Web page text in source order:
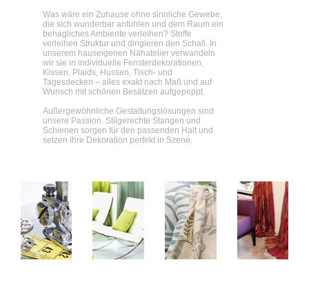
Was wäre ein Zuhause ohne sinnliche Gewebe,
die sich wunderbar anfühlen und dem Raum ein
behagliches Ambiente verleihen? Stoffe
verleihen Struktur und dirigieren den Schall. In
unserem hauseigenen Nähatelier verwandeln
wir sie in individuelle Fensterdekorationen,
Kissen, Plaids, Hussen, Tisch- und
Tagesdecken – alles exakt nach Maß und auf
Wunsch mit schönen Besätzen aufgepeppt.
Außergewöhnliche Gestaltungslösungen sind
unsere Passion. Stilgerechte Stangen und
Schienen sorgen für den passenden Halt und
setzen Ihre Dekoration perfekt in Szene.